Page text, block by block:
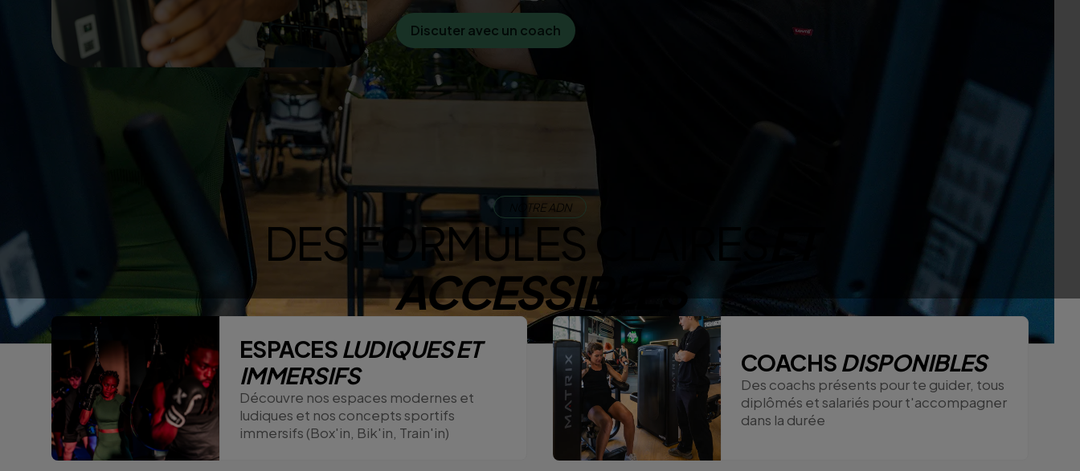
Discuter avec un coach
NOTRE ADN
DES FORMULES CLAIRES
ACCESSIBLES
ESPACES LUDIQUES ET
IMMERSIFS
Découvre nos espaces modernes et
ludiques et nos concepts sportifs
immersifs (Box'in, Bik'in, Train'in)
COACHS DISPONIBLES
Des coachs présents pour te guider, tous
diplômés et salariés pour t'accompagner
dans la durée